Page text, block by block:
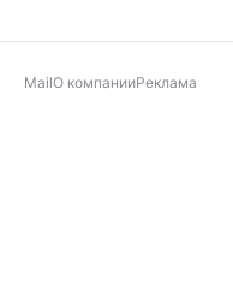
MailО компанииРеклама